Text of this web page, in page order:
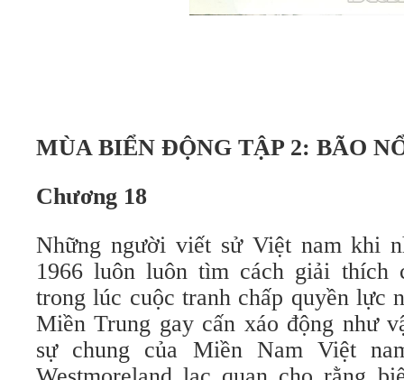
MÙA BIỂN ĐỘNG TẬP 2: BÃO
Chương 18
Những người viết sử Việt nam khi
1966 luôn luôn tìm cách giải thích
trong lúc cuộc tranh chấp quyền lực
Miền Trung gay cấn xáo động như
sự chung của Miền Nam Việt